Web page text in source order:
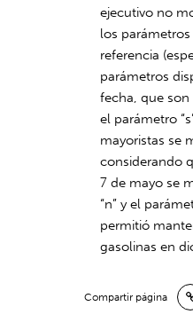
ejecutivo no
los
referencia
parámetros
fecha, que
el parámetro
mayoristas se
considerando
7 de mayo se
“n” y el
permitió
gasolinas en
Compartir página